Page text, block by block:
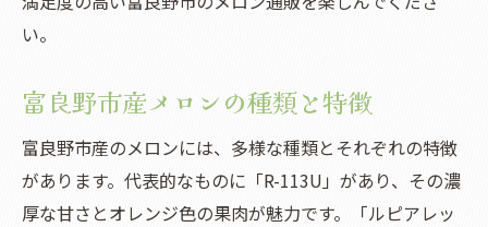
全国のメロンファンからの口コミ
富良野市メロンの糖度とその秘密
メロンの食べ頃を見極めるコツ
甘さを引き立てるメロンの食べ方
い。
富良野市産メロンの種類と特徴
富良野市産のメロンには、多様な種類とそれぞれの特徴
があります。代表的なものに「R-113U」があり、その濃
厚な甘さとオレンジ色の果肉が魅力です。「ルピアレッ